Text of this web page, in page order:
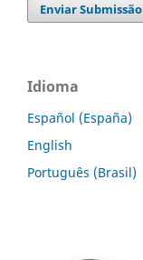
Enviar Submissão
Idioma
Español (España)
English
Português (Brasil)